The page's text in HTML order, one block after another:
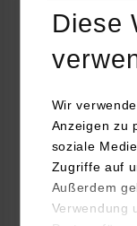
Diese
Wir
Anzeigen zu
soziale
Zugriffe auf
Außerdem
Verwendung
nachhaltige
16.09.2026 -
Im Mittelpunkt
nachhaltige